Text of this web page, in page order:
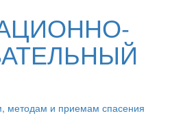
и приемам спасения